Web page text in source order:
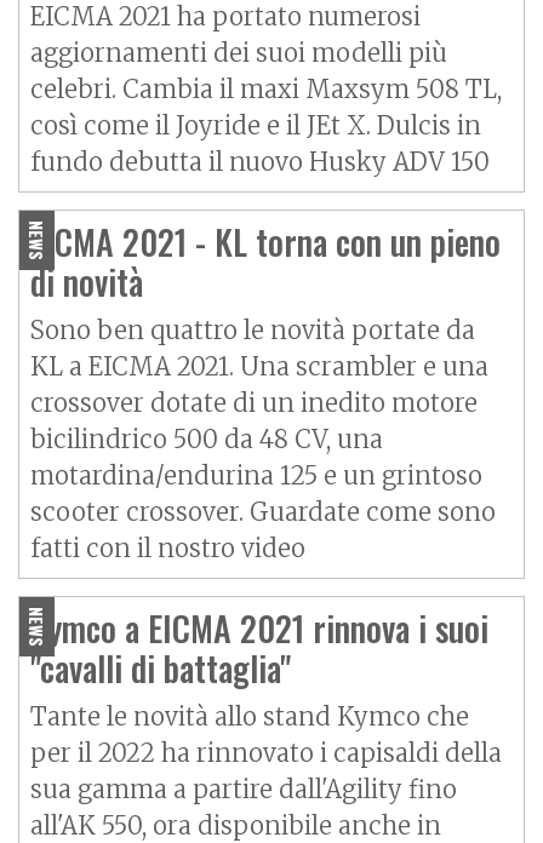
EICMA 2021 ha portato numerosi
aggiornamenti dei suoi modelli più
celebri. Cambia il maxi Maxsym 508 TL,
così come il Joyride e il JEt X. Dulcis in
fundo debutta il nuovo Husky ADV 150
NEWS
EICMA 2021 - KL torna con un pieno
di novità
Sono ben quattro le novità portate da
KL a EICMA 2021. Una scrambler e una
crossover dotate di un inedito motore
bicilindrico 500 da 48 CV, una
motardina/endurina 125 e un grintoso
scooter crossover. Guardate come sono
fatti con il nostro video
NEWS
Kymco a EICMA 2021 rinnova i suoi
"cavalli di battaglia"
Tante le novità allo stand Kymco che
per il 2022 ha rinnovato i capisaldi della
sua gamma a partire dall'Agility fino
all'AK 550, ora disponibile anche in